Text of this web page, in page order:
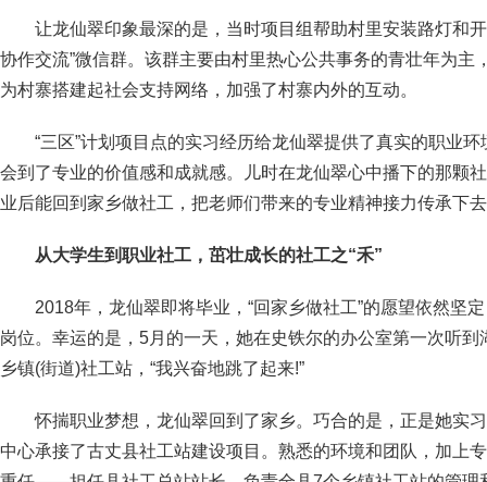
让龙仙翠印象最深的是，当时项目组帮助村里安装路灯和
协作交流”微信群。该群主要由村里热心公共事务的青壮年为主
为村寨搭建起社会支持网络，加强了村寨内外的互动。
“三区”计划项目点的实习经历给龙仙翠提供了真实的职业
会到了专业的价值感和成就感。儿时在龙仙翠心中播下的那颗
业后能回到家乡做社工，把老师们带来的专业精神接力传承下
从大学生到职业社工，茁壮成长的社工之“禾”
2018年，龙仙翠即将毕业，“回家乡做社工”的愿望依然坚
岗位。幸运的是，5月的一天，她在史铁尔的办公室第一次听到
乡镇(街道)社工站，“我兴奋地跳了起来!”
怀揣职业梦想，龙仙翠回到了家乡。巧合的是，正是她实
中心承接了古丈县社工站建设项目。熟悉的环境和团队，加上